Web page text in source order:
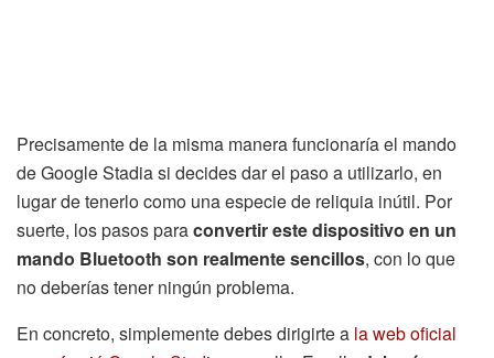
Precisamente de la misma manera funcionaría el mando
de Google Stadia si decides dar el paso a utilizarlo, en
lugar de tenerlo como una especie de reliquia inútil. Por
suerte, los pasos paraconvertir este dispositivo en un
mando Bluetooth son realmente sencillos, con lo que
no deberías tener ningún problema.
En concreto, simplemente debes dirigirte a la web oficial